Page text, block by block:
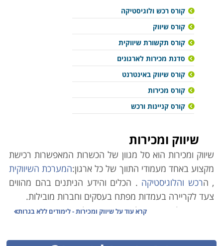
קורס רכש ולוגיסטיקה
קורס שיווק
קורס תקשורת שיווקית
סדנת מכירות לארגונים
קורס שיווק באינטרנט
קורס מכירות
קורס קניינות ורכש
שיווק ומכירות
שיווק ומכירות הוא סל מגוון של הכשרות המאפשרות רכישת
מקצוע באחד מעמודי התווך של כל ארגון:המערכת השיווקית
, הרכש והלוגיסטיקה . הכלים והידע הניתנים בהם מהווים
צעד לקריירה בעמדות מפתח בעסקים וחברות מובילות.
מאחורי כל עסק מצליח עומד ניהול מדויק, הממצה את
עסקיםמעניקים את הכלים הדרושים כדי להביאו לצמיחה
קרא עוד עלשיווק ומכירות - לימודים ללא בגרות